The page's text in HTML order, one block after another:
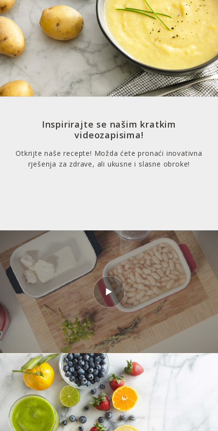
Inspirirajte se našim kratkim
videozapisima!
Otkrijte naše recepte! Možda ćete pronaći inovativna
rješenja za zdrave, ali ukusne i slasne obroke!